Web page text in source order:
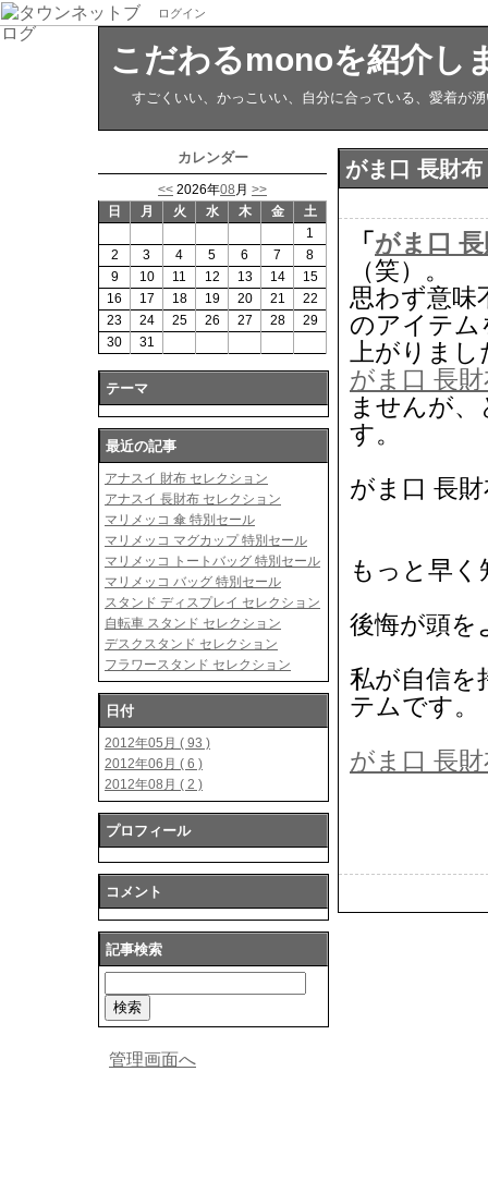
ログイン
こだわるmonoを紹介し
すごくいい、かっこいい、自分に合っている、愛着が
がま口 長財
「がま口
（笑）。
思わず意味
のアイテ
上がりま
がま口 長
ませんが
す。
がま口 長
もっと早
後悔が頭を
私が自信を
テムです。
がま口 長
カレンダー
<< 2026年08 月 >>
日
月 火 水 木 金
土
1
2
3 4 5 6 7
8
9
10 11 12 13 14
15
16
17 18 19 20 21
22
23
24 25 26 27 28
29
30
31
テーマ
最近の記事
アナスイ 財布 セレクション
アナスイ 長財布 セレクション
マリメッコ 傘 特別セール
マリメッコ マグカップ 特別セール
マリメッコ トートバッグ 特別セール
マリメッコ バッグ 特別セール
スタンド ディスプレイ セレクション
自転車 スタンド セレクション
デスクスタンド セレクション
フラワースタンド セレクション
日付
2012年05月 ( 93 )
2012年06月 ( 6 )
2012年08月 ( 2 )
プロフィール
コメント
記事検索
管理画面へ